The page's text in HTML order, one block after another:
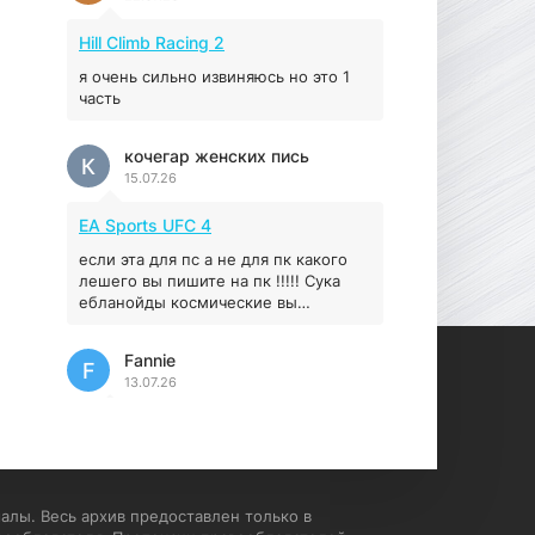
16.95 ГБ
Hill Climb Racing 2
я очень сильно извиняюсь но это 1
часть
кочегар женских пись
15.07.26
К
EA Sports UFC 4
если эта для пс а не для пк какого
лешего вы пишите на пк !!!!! Сука
ебланойды космические вы
установлением Эмулятора сука
калеки на мозг блять последней
стадии
Fannie
13.07.26
F
— быстро, горячо и честно —
Весь архив предоставлен только в